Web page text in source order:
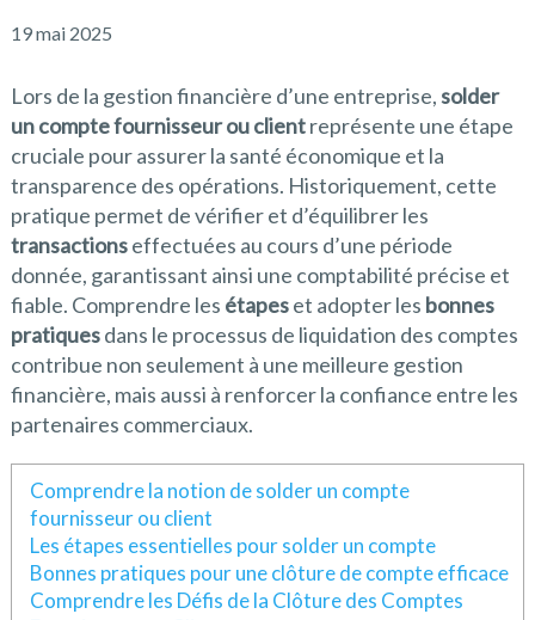
19 mai 2025
Lors de la gestion financière d’une entreprise,solder
un compte fournisseur ou clientreprésente une étape
cruciale pour assurer la santé économique et la
transparence des opérations. Historiquement, cette
pratique permet de vérifier et d’équilibrer les
transactionseffectuées au cours d’une période
donnée, garantissant ainsi une comptabilité précise et
fiable. Comprendre les étapeset adopter les bonnes
pratiquesdans le processus de liquidation des comptes
contribue non seulement à une meilleure gestion
financière, mais aussi à renforcer la confiance entre les
partenaires commerciaux.
Comprendre la notion de solder un compte
fournisseur ou client
Les étapes essentielles pour solder un compte
Bonnes pratiques pour une clôture de compte efficace
Comprendre les Défis de la Clôture des Comptes